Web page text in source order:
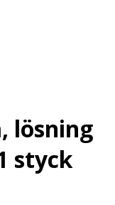
lösning
styck